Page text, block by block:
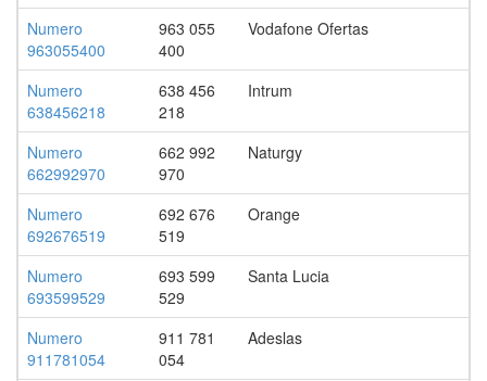
Numero
963055400
963 055
400
Vodafone Ofertas
Numero
638456218
638 456
218
Intrum
Numero
662992970
662 992
970
Naturgy
Numero
692676519
692 676
519
Orange
Numero
693599529
693 599
529
Santa Lucia
Numero
911781054
911 781
054
Adeslas